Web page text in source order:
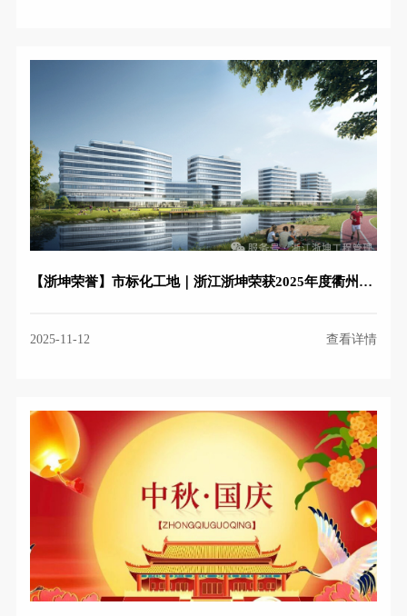
【浙坤荣誉】市标化工地｜浙江浙坤荣获2025年度衢州市建设工程施工安全生产标准化管理优良工地
2025-11-12 查看详情